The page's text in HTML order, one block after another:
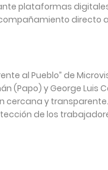
plataformas
directo
al Pueblo” de
(Papo) y George Luis
y transparente.
de los